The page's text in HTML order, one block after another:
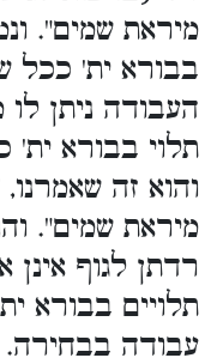
מיראת שמים".
בבורא ית' ככל
העבודה ניתן לו
תלוי בבורא ית'
והוא זה
מיראת שמים".
רדתן לגוף
תלויים בבורא
עבודה